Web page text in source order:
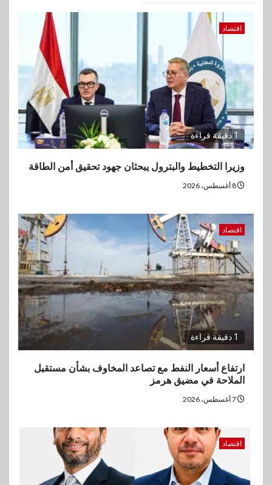
اقتصاد
1 دقيقة قراءة
وزيرا التخطيط والبترول يبحثان جهود تحقيق أمن الطاقة
اقتصاد
1 دقيقة قراءة
ارتفاع أسعار النفط مع تصاعد المخاوف بشأن مستقبل
الملاحة في مضيق هرمز
اقتصاد